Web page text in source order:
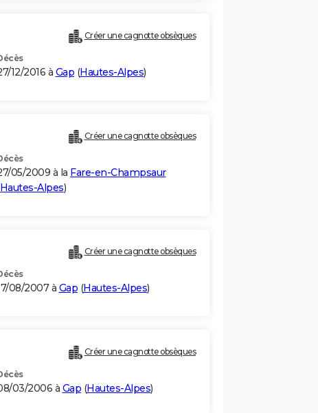
Créer une cagnotte obsèques
12/2016 à Gap (Hautes-Alpes)
Créer une cagnotte obsèques
05/2009 à la Fare-en-Champsaur
Hautes-Alpes)
Créer une cagnotte obsèques
08/2007 à Gap (Hautes-Alpes)
Créer une cagnotte obsèques
03/2006 à Gap (Hautes-Alpes)